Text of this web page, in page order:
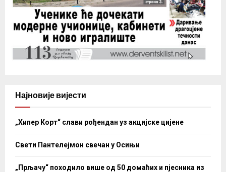
Најновије вијести
„Хипер Корт“ слави рођендан уз акцијске цијене
Свети Пантелејмон свечан у Осињи
„Прљачу“ походило више од 50 домаћих и пјесника из